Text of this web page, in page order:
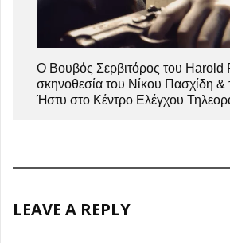
Ο Βουβός Σερβιτόρος του Harold
σκηνοθεσία του Νίκου Πασχίδη
Ήστυ στο Κέντρο Ελέγχου
LEAVE A REPLY